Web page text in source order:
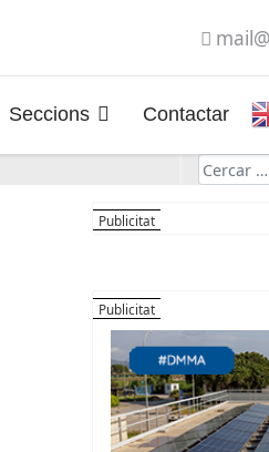
Seccions Contactar
Cerca